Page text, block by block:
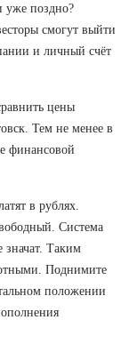
уже поздно?
смогут выйти
и личный счёт
цены
Тем не менее в
финансовой
в рублях.
Система
значат. Таким
Поднимите
положении